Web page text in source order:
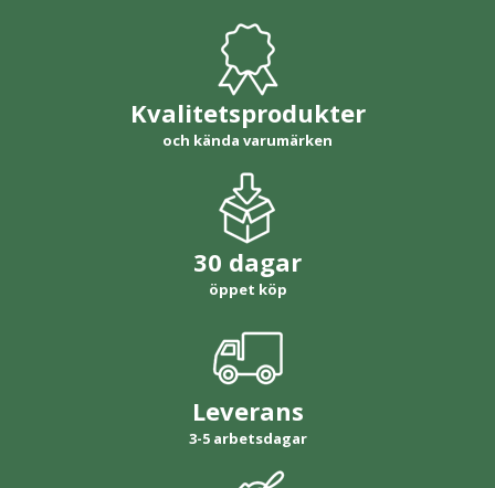
Kvalitetsprodukter
och kända varumärken
30 dagar
öppet köp
Leverans
3-5 arbetsdagar